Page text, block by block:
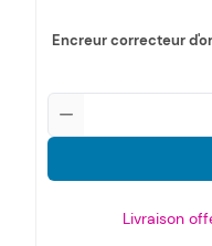
Encreur correcteur
Livraison